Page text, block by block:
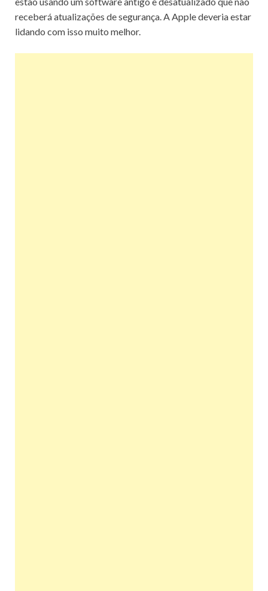
receberá atualizações de segurança.A Apple deveria estar
lidando com isso muito melhor.